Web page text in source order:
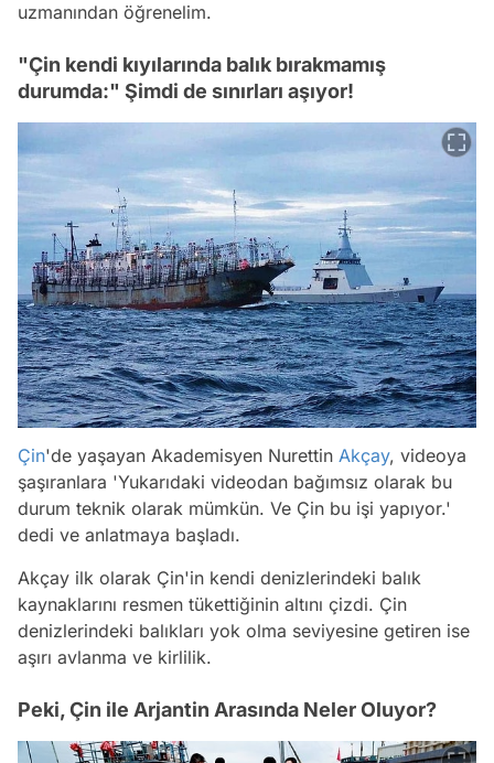
uzmanından öğrenelim.
"Çin kendi kıyılarında balık bırakmamış
durumda:" Şimdi de sınırları aşıyor!
Çin'de yaşayan Akademisyen Nurettin Akçay, videoya
şaşıranlara 'Yukarıdaki videodan bağımsız olarak bu
durum teknik olarak mümkün. Ve Çin bu işi yapıyor.'
dedi ve anlatmaya başladı.
Akçay ilk olarak Çin'in kendi denizlerindeki balık
kaynaklarını resmen tükettiğinin altını çizdi. Çin
denizlerindeki balıkları yok olma seviyesine getiren ise
aşırı avlanma ve kirlilik.
Peki, Çin ile Arjantin Arasında Neler Oluyor?